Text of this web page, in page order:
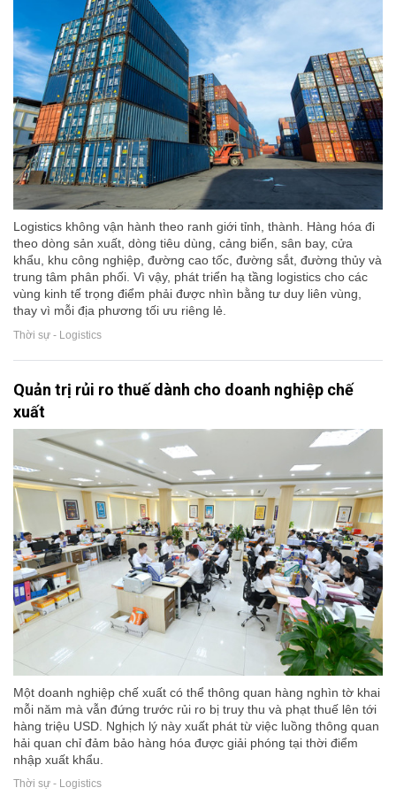
Logistics không vận hành theo ranh giới tỉnh, thành. Hàng hóa đi
theo dòng sản xuất, dòng tiêu dùng, cảng biển, sân bay, cửa
khẩu, khu công nghiệp, đường cao tốc, đường sắt, đường thủy và
trung tâm phân phối. Vì vậy, phát triển hạ tầng logistics cho các
vùng kinh tế trọng điểm phải được nhìn bằng tư duy liên vùng,
thay vì mỗi địa phương tối ưu riêng lẻ.
Thời sự - Logistics
Quản trị rủi ro thuế dành cho doanh nghiệp chế
xuất
Một doanh nghiệp chế xuất có thể thông quan hàng nghìn tờ khai
mỗi năm mà vẫn đứng trước rủi ro bị truy thu và phạt thuế lên tới
hàng triệu USD. Nghịch lý này xuất phát từ việc luồng thông quan
hải quan chỉ đảm bảo hàng hóa được giải phóng tại thời điểm
nhập xuất khẩu.
Thời sự - Logistics